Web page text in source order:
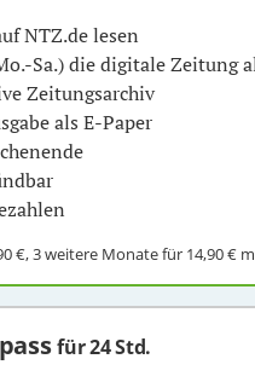
NTZ.de lesen
Sa.) die digitale Zeitung
Zeitungsarchiv
als E-Paper
€, 3 weitere Monate für 14,90 €
für 24 Std.